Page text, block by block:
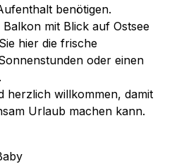
benötigen.
mit Blick auf Ostsee
hier die frische
oder einen
herzlich willkommen, damit
Urlaub machen kann.